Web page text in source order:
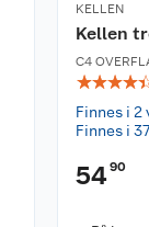
KELLEN
Kellen
C4
☆☆☆☆
Finnes i 2
Finnes i
5490